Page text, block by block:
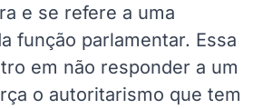
e se refere a uma
função parlamentar. Essa
em não responder a um
o autoritarismo que tem